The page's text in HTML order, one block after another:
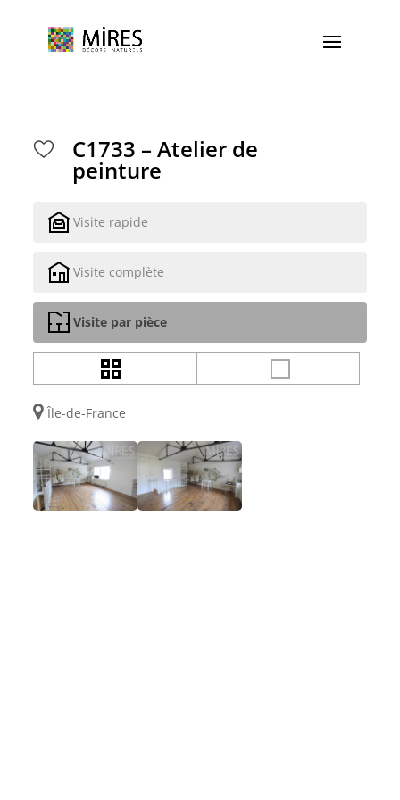
C1733 – Atelier de
peinture
Visite rapide
Visite complète
Visite par pièce
Île-de-France